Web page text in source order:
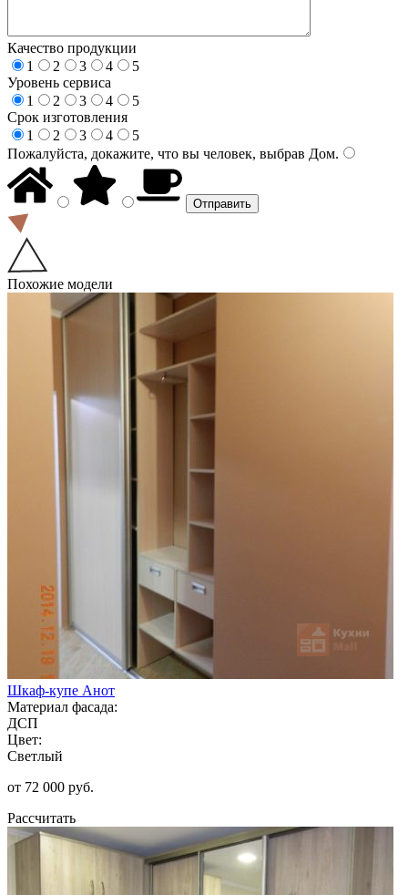
Качество продукции
1
2 3 4
5
Уровень сервиса
1
2 3 4
5
Срок изготовления
1
2 3 4
5
Пожалуйста, докажите, что вы человек, выбрав Дом.
Похожие модели
Шкаф-купе Анот
Материал фасада:
ДСП
Цвет:
Светлый
от 72 000 руб.
Рассчитать